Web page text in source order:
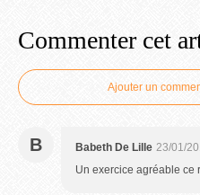
Commenter cet
Ajouter un
B Babeth De Lille 23/01/
Un exercice agréable ce